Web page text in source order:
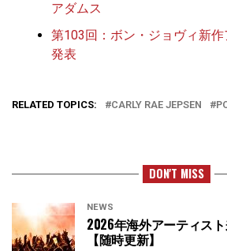
アダムス
第103回：ボン・ジョヴィ新
発表
RELATED TOPICS: CARLY RAE JEPSEN
DON'T MISS
NEWS
2026年海外アーティス
【随時更新】